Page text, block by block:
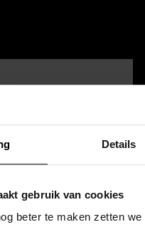
Details
gebruik van cookies
beter te maken zetten